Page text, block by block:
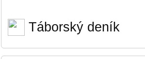
Táborský deník